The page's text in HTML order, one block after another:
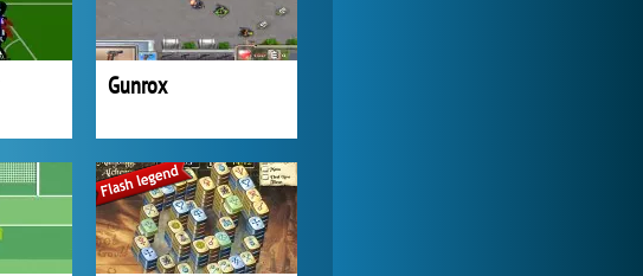
Gunrox
1 313 748x